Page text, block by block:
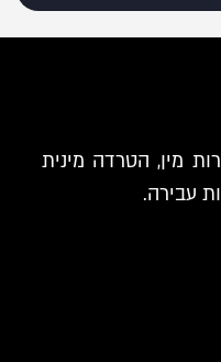
מין, הטרדה מינית
עבירה.